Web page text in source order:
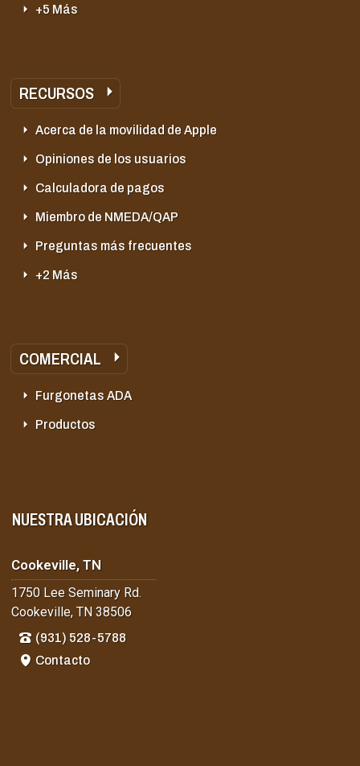
+5 Más
RECURSOS
Acerca de la movilidad de Apple
Opiniones de los usuarios
Calculadora de pagos
Miembro de NMEDA/QAP
Preguntas más frecuentes
+2 Más
COMERCIAL
Furgonetas ADA
Productos
NUESTRA UBICACIÓN
Cookeville, TN
1750 Lee Seminary Rd.
Cookeville, TN 38506
(931) 528-5788
Contacto